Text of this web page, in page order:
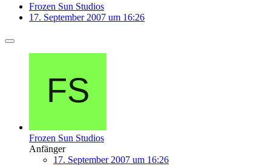
Frozen Sun Studios
17. September 2007 um 16:26
Frozen Sun Studios
Anfänger
17. September 2007 um 16:26